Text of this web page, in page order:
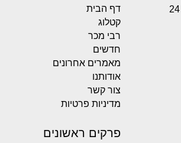
דף הבית
קטלוג
רבי מכר
חדשים
מאמרים אחרונים
אודותנו
צור קשר
מדיניות פרטיות
פרקים ראשונים